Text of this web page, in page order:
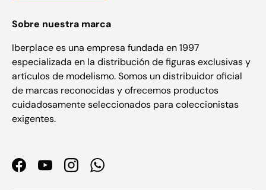
Sobre nuestra marca
Iberplace es una empresa fundada en 1997
especializada en la distribución de figuras exclusivas y
artículos de modelismo. Somos un distribuidor oficial
de marcas reconocidas y ofrecemos productos
cuidadosamente seleccionados para coleccionistas
exigentes.
FacebookYouTubeInstagramWhatsApp